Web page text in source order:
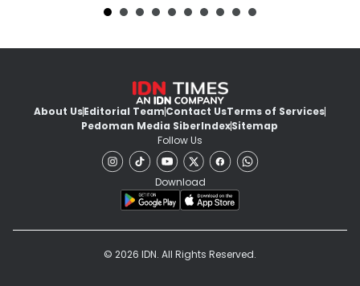
About UsEditorial TeamContact UsTerms of Services
Pedoman Media SiberIndexSitemap
Follow Us
Download
© 2026 IDN. All Rights Reserved.